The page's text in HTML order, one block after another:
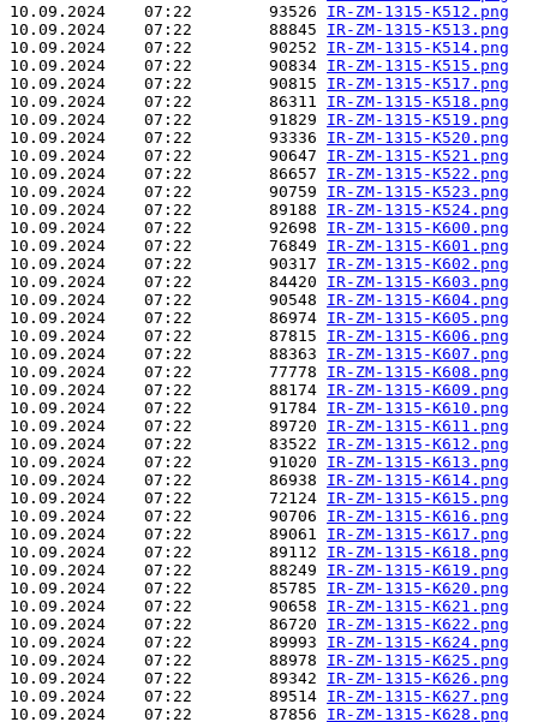
10.09.2024    07:22        93526 IR-ZM-1315-K512.png
10.09.2024    07:22        88845 IR-ZM-1315-K513.png
10.09.2024    07:22        90252 IR-ZM-1315-K514.png
10.09.2024    07:22        90834 IR-ZM-1315-K515.png
10.09.2024    07:22        90815 IR-ZM-1315-K517.png
10.09.2024    07:22        86311 IR-ZM-1315-K518.png
10.09.2024    07:22        91829 IR-ZM-1315-K519.png
10.09.2024    07:22        93336 IR-ZM-1315-K520.png
10.09.2024    07:22        90647 IR-ZM-1315-K521.png
10.09.2024    07:22        86657 IR-ZM-1315-K522.png
10.09.2024    07:22        90759 IR-ZM-1315-K523.png
10.09.2024    07:22        89188 IR-ZM-1315-K524.png
10.09.2024    07:22        92698 IR-ZM-1315-K600.png
10.09.2024    07:22        76849 IR-ZM-1315-K601.png
10.09.2024    07:22        90317 IR-ZM-1315-K602.png
10.09.2024    07:22        84420 IR-ZM-1315-K603.png
10.09.2024    07:22        90548 IR-ZM-1315-K604.png
10.09.2024    07:22        86974 IR-ZM-1315-K605.png
10.09.2024    07:22        87815 IR-ZM-1315-K606.png
10.09.2024    07:22        88363 IR-ZM-1315-K607.png
10.09.2024    07:22        77778 IR-ZM-1315-K608.png
10.09.2024    07:22        88174 IR-ZM-1315-K609.png
10.09.2024    07:22        91784 IR-ZM-1315-K610.png
10.09.2024    07:22        89720 IR-ZM-1315-K611.png
10.09.2024    07:22        83522 IR-ZM-1315-K612.png
10.09.2024    07:22        91020 IR-ZM-1315-K613.png
10.09.2024    07:22        86938 IR-ZM-1315-K614.png
10.09.2024    07:22        72124 IR-ZM-1315-K615.png
10.09.2024    07:22        90706 IR-ZM-1315-K616.png
10.09.2024    07:22        89061 IR-ZM-1315-K617.png
10.09.2024    07:22        89112 IR-ZM-1315-K618.png
10.09.2024    07:22        88249 IR-ZM-1315-K619.png
10.09.2024    07:22        85785 IR-ZM-1315-K620.png
10.09.2024    07:22        90658 IR-ZM-1315-K621.png
10.09.2024    07:22        86720 IR-ZM-1315-K622.png
10.09.2024    07:22        89993 IR-ZM-1315-K624.png
10.09.2024    07:22        88978 IR-ZM-1315-K625.png
10.09.2024    07:22        89342 IR-ZM-1315-K626.png
10.09.2024    07:22        89514 IR-ZM-1315-K627.png
10.09.2024    07:22        87856 IR-ZM-1315-K628.png